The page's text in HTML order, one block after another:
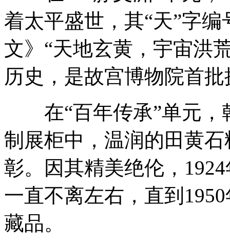
着太平盛世，其“天”字
文》“天地玄黄，宇宙洪
历史，是故宫博物院首
在“百年传承”单元，
制展柜中，温润的田黄
彰。因其精美绝伦，
一直不离左右，直到
藏品。